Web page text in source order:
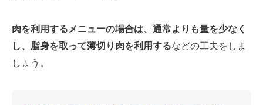
肉を利用するメニューの場合は、通常よりも量を少なく
し、脂身を取って薄切り肉を利用するなどの工夫をしま
しょう。